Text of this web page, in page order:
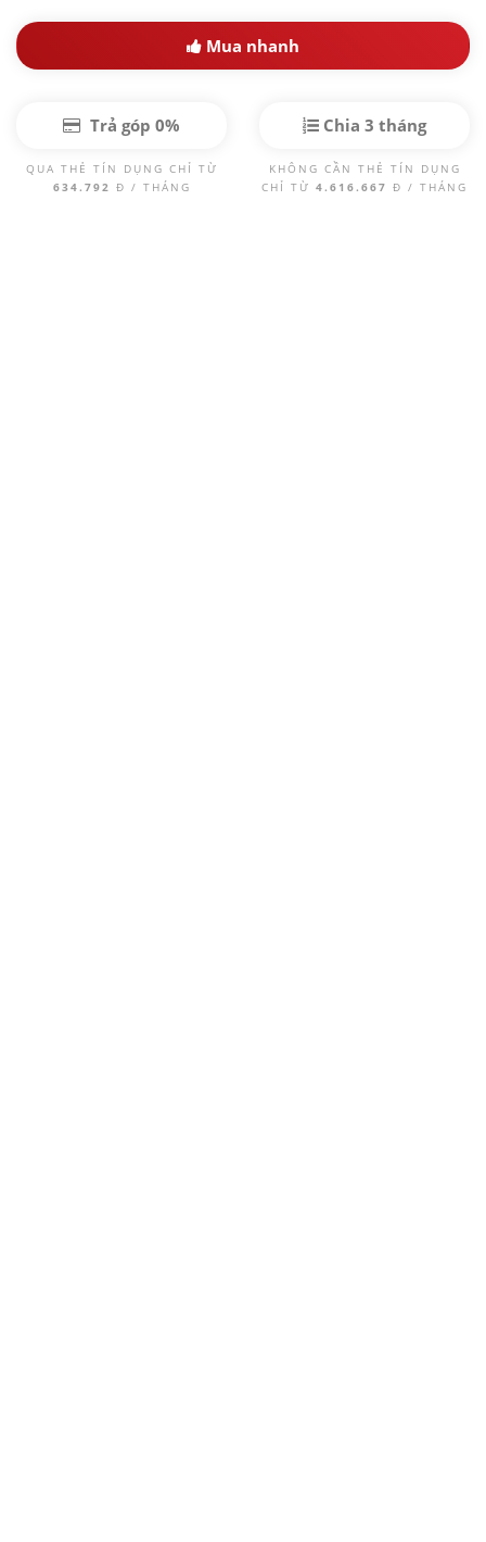
Mua nhanh
Trả góp 0%
QUA THẺ TÍN DỤNG CHỈ TỪ
634.792 Đ / THÁNG
Chia 3 tháng
KHÔNG CẦN THẺ TÍN DỤNG
CHỈ TỪ 4.616.667 Đ / THÁNG